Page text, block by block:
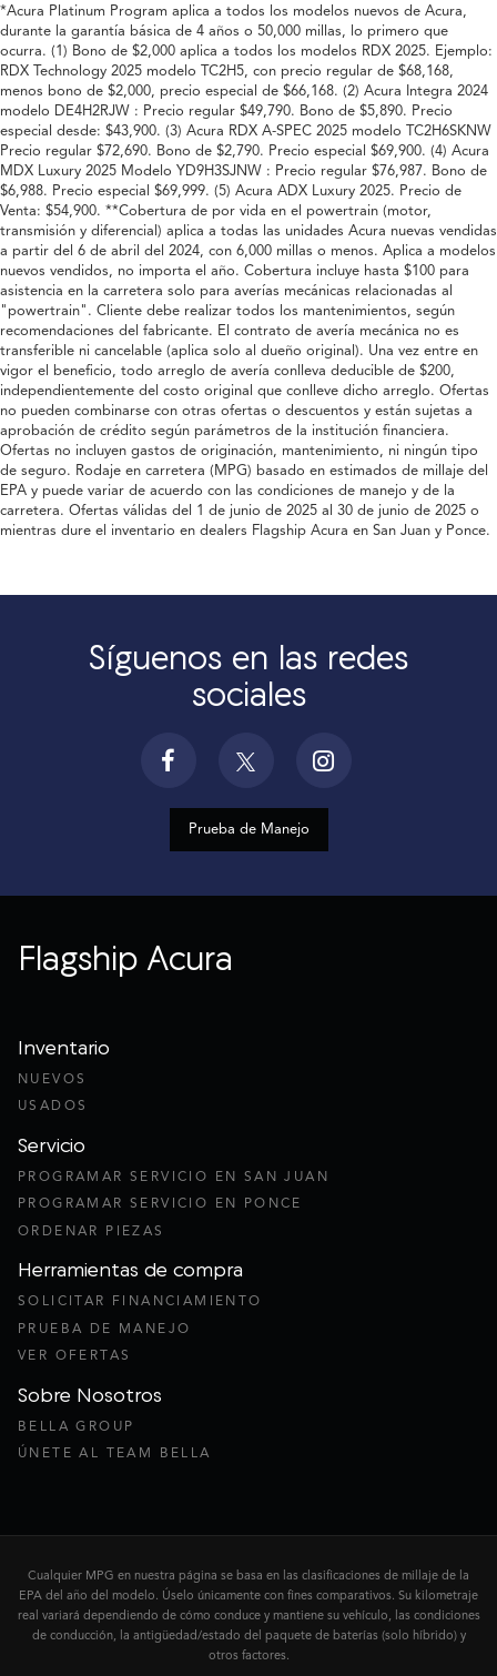
*Acura Platinum Program aplica a todos los modelos nuevos de Acura,
durante la garantía básica de 4 años o 50,000 millas, lo primero que
ocurra. (1) Bono de $2,000 aplica a todos los modelos RDX 2025. Ejemplo:
RDX Technology 2025 modelo TC2H5, con precio regular de $68,168,
menos bono de $2,000, precio especial de $66,168. (2) Acura Integra 2024
modelo DE4H2RJW : Precio regular $49,790. Bono de $5,890. Precio
especial desde: $43,900. (3) Acura RDX A-SPEC 2025 modelo TC2H6SKNW
Precio regular $72,690. Bono de $2,790. Precio especial $69,900. (4) Acura
MDX Luxury 2025 Modelo YD9H3SJNW : Precio regular $76,987. Bono de
$6,988. Precio especial $69,999. (5) Acura ADX Luxury 2025. Precio de
Venta: $54,900. **Cobertura de por vida en el powertrain (motor,
transmisión y diferencial) aplica a todas las unidades Acura nuevas vendidas
a partir del 6 de abril del 2024, con 6,000 millas o menos. Aplica a modelos
nuevos vendidos, no importa el año. Cobertura incluye hasta $100 para
asistencia en la carretera solo para averías mecánicas relacionadas al
"powertrain". Cliente debe realizar todos los mantenimientos, según
recomendaciones del fabricante. El contrato de avería mecánica no es
transferible ni cancelable (aplica solo al dueño original). Una vez entre en
vigor el beneficio, todo arreglo de avería conlleva deducible de $200,
independientemente del costo original que conlleve dicho arreglo. Ofertas
no pueden combinarse con otras ofertas o descuentos y están sujetas a
aprobación de crédito según parámetros de la institución financiera.
Ofertas no incluyen gastos de originación, mantenimiento, ni ningún tipo
de seguro. Rodaje en carretera (MPG) basado en estimados de millaje del
EPA y puede variar de acuerdo con las condiciones de manejo y de la
carretera. Ofertas válidas del 1 de junio de 2025 al 30 de junio de 2025 o
mientras dure el inventario en dealers Flagship Acura en San Juan y Ponce.
Síguenos en las redes
sociales
Prueba de Manejo
Flagship Acura
Inventario
NUEVOS
USADOS
Servicio
PROGRAMAR SERVICIO EN SAN JUAN
PROGRAMAR SERVICIO EN PONCE
ORDENAR PIEZAS
Herramientas de compra
SOLICITAR FINANCIAMIENTO
PRUEBA DE MANEJO
VER OFERTAS
Sobre Nosotros
BELLA GROUP
ÚNETE AL TEAM BELLA
Cualquier MPG en nuestra página se basa en las clasificaciones de millaje de la
EPA del año del modelo. Úselo únicamente con fines comparativos. Su kilometraje
real variará dependiendo de cómo conduce y mantiene su vehículo, las condiciones
de conducción, la antigüedad/estado del paquete de baterías (solo híbrido) y
otros factores.